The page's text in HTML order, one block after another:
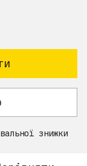
знижки